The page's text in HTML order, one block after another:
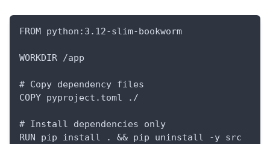
FROM python:3.12-slim-bookworm
WORKDIR /app
# Copy dependency files
COPY pyproject.toml ./
# Install dependencies only
RUN pip install . && pip uninstall -y src